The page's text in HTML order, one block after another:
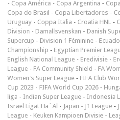
- Copa América - Copa Argentina -
Copa do Brasil - Copa Libertadores -
Uruguay - Coppa Italia - Croatia HNL -
Division - Damallsvenskan - Danish
Supercup - Division 1 Féminine -
Championship - Egyptian Premier
English National League - Eredivisie -
League - FA Community Shield - FA
Women's Super League - FIFA Club
Cup 2023 - FIFA World Cup 2026 -
liga - Indian Super League - Indonesia
Israel Ligat Ha`Al - Japan - J1 League -
League - Keuken Kampioen Divisie -